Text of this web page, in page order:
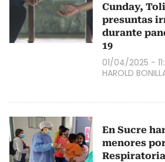
Cunday,
presuntas
durante
19
01/04/2025 -
HAROLD
En Sucre
menores